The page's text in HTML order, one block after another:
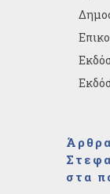
στα